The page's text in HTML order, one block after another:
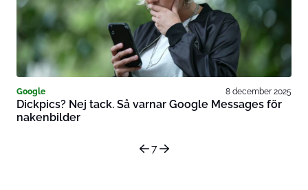
Google 8 december 2025
Dickpics? Nej tack. Så varnar Google Messages för
nakenbilder
7